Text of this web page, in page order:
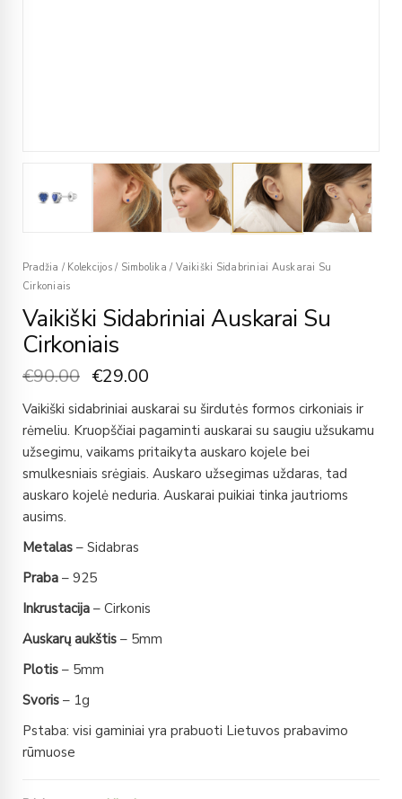
Pradžia / Kolekcijos / Simbolika /Vaikiški Sidabriniai Auskarai Su
Cirkoniais
Vaikiški Sidabriniai Auskarai Su
Cirkoniais
€90.00 €29.00
Vaikiški sidabriniai auskarai su širdutės formos cirkoniais ir
rėmeliu. Kruopščiai pagaminti auskarai su saugiu užsukamu
užsegimu, vaikams pritaikyta auskaro kojele bei
smulkesniais srėgiais. Auskaro užsegimas uždaras, tad
auskaro kojelė neduria. Auskarai puikiai tinka jautrioms
ausims.
Metalas – Sidabras
Praba – 925
Inkrustacija – Cirkonis
Auskarų aukštis – 5mm
Plotis – 5mm
Svoris – 1g
Pstaba: visi gaminiai yra prabuoti Lietuvos prabavimo
rūmuose